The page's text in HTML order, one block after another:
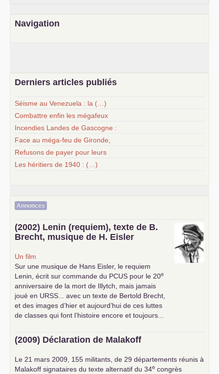
Navigation
Derniers articles publiés
Séisme au Venezuela : la (…)
Combattre enfin les mégafeux
Incendies Landes de Gascogne :
Face au méga-feu de Gironde,
Refusons de payer pour leurs
Les héritiers de 1940 : (…)
Annonces
(2002) Lenin (requiem), texte de B.
Brecht, musique de H. Eisler
Un film
Sur une musique de Hans Eisler, le requiem
Lenin, écrit sur commande du PCUS pour le 20e
anniversaire de la mort de Illytch, mais jamais
joué en URSS... avec un texte de Bertold Brecht,
et des images d’hier et aujourd’hui de ces luttes
de classes qui font l’histoire encore et toujours...
(2009) Déclaration de Malakoff
Le 21 mars 2009, 155 militants, de 29 départements réunis à
Malakoff signataires du texte alternatif du 34e congrès